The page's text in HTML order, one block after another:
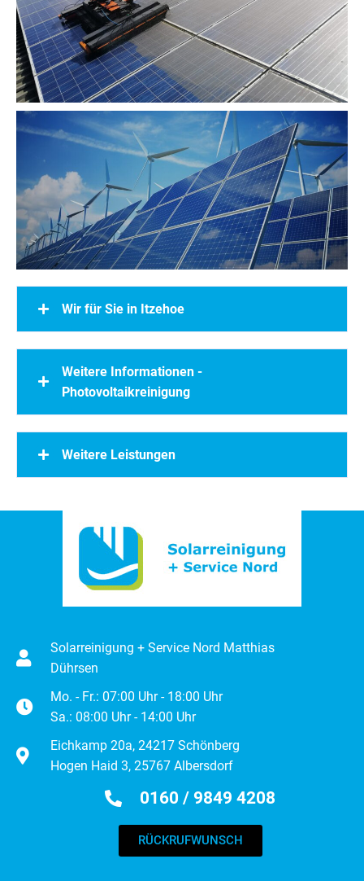
Wir für Sie in Itzehoe
Weitere Informationen -
Photovoltaikreinigung
Weitere Leistungen
Solarreinigung + Service Nord Matthias
Dührsen
Mo. - Fr.: 07:00 Uhr - 18:00 Uhr
Sa.: 08:00 Uhr - 14:00 Uhr
Eichkamp 20a, 24217 Schönberg
Hogen Haid 3, 25767 Albersdorf
0160 / 9849 4208
RÜCKRUFWUNSCH